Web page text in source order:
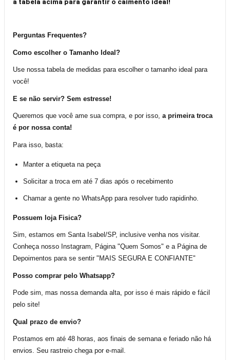
Perguntas Frequentes?
Como escolher o Tamanho Ideal?
Use nossa tabela de medidas para escolher o tamanho ideal para
você!
E se não servir? Sem estresse!
Queremos que você ame sua compra, e por isso, a primeira troca
é por nossa conta!
Para isso, basta:
Manter a etiqueta na peça
Solicitar a troca em até 7 dias após o recebimento
Chamar a gente no WhatsApp para resolver tudo rapidinho.
Possuem loja Fisica?
Sim, estamos em Santa Isabel/SP, inclusive venha nos visitar.
Conheça nosso Instagram, Página "Quem Somos" e a Página de
Depoimentos para se sentir "MAIS SEGURA E CONFIANTE"
Posso comprar pelo Whatsapp?
Pode sim, mas nossa demanda alta, por isso é mais rápido e fácil
pelo site!
Qual prazo de envio?
Postamos em até 48 horas, aos finais de semana e feriado não há
envios. Seu rastreio chega por e-mail.